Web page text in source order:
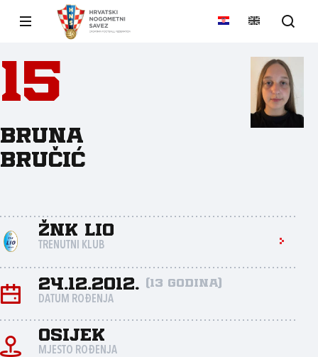
15
BRUNA
BRUČIĆ
ŽNK LIO
TRENUTNI KLUB
24.12.2012. (13 godina)
DATUM ROĐENJA
OSIJEK
MJESTO ROĐENJA